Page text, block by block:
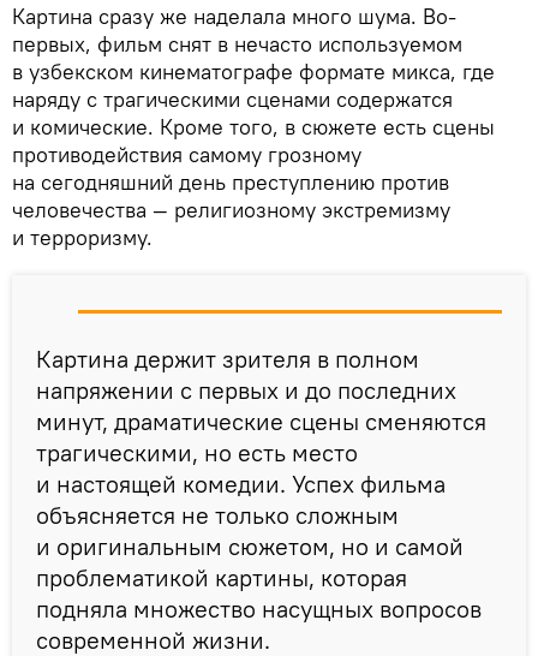
Картина сразу же наделала много шума. Во-
первых, фильм снят в нечасто используемом
в узбекском кинематографе формате микса, где
наряду с трагическими сценами содержатся
и комические. Кроме того, в сюжете есть сцены
противодействия самому грозному
на сегодняшний день преступлению против
человечества — религиозному экстремизму
и терроризму.
Картина держит зрителя в полном
напряжении с первых и до последних
минут, драматические сцены сменяются
трагическими, но есть место
и настоящей комедии. Успех фильма
объясняется не только сложным
и оригинальным сюжетом, но и самой
проблематикой картины, которая
подняла множество насущных вопросов
современной жизни.